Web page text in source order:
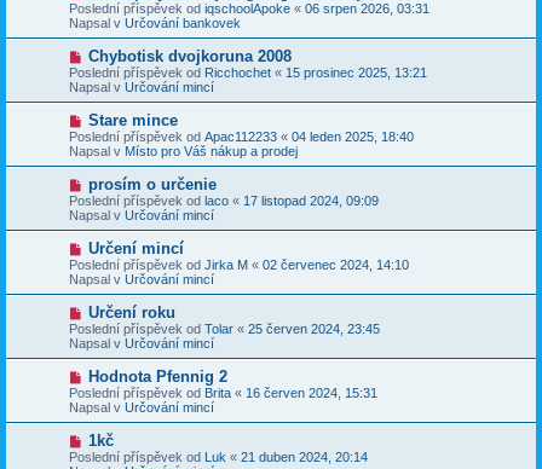
v
e
k
í
s
p
ě
v
e
k
o
v
ý
í
s
p
ě
v
e
k
Poslední příspěvek od iqschoolApoke « 06 srpen 2026, 03:31
Napsal v Určování bankovek
N
o
v
ý
p
í
s
p
ě
v
e
k
Chybotisk dvojkoruna 2008
Poslední příspěvek od Ricchochet « 15 prosinec 2025, 13:21
Napsal v Určování mincí
N
o
v
ý
í
s
p
ě
v
e
k
Stare mince
Poslední příspěvek od Apac112233 « 04 leden 2025, 18:40
Napsal v Místo pro Váš nákup a prodej
N
o
v
ý
p
í
s
p
ě
v
e
k
prosím o určenie
Poslední příspěvek od laco « 17 listopad 2024, 09:09
Napsal v Určování mincí
N
o
v
ý
p
í
s
p
v
e
k
Určení mincí
Poslední příspěvek od Jirka M « 02 červenec 2024, 14:10
Napsal v Určování mincí
N
o
v
ý
p
í
s
p
ě
v
Určení roku
Poslední příspěvek od Tolar « 25 červen 2024, 23:45
Napsal v Určování mincí
N
o
v
ý
í
Hodnota Pfennig 2
Poslední příspěvek od Brita « 16 červen 2024, 15:31
Napsal v Určování mincí
N
o
v
1kč
Poslední příspěvek od Luk « 21 duben 2024, 20:14